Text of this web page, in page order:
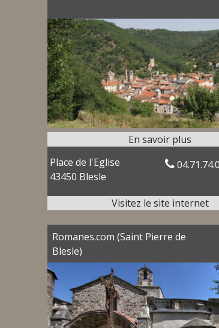
Place de l'Eglise
43450 Blesle
Romanes.com (Saint Pierre de
Blesle)